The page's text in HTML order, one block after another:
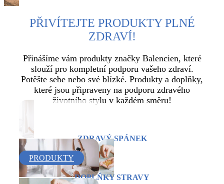
PŘIVÍTEJTE PRODUKTY PLNÉ
ZDRAVÍ!
Přinášíme vám produkty značky Balencien, které
slouží pro kompletní podporu vašeho zdraví.
Potěšte sebe nebo své blízké. Produkty a doplňky,
které jsou připraveny na podporu zdravého
životního stylu v každém směru!
ZDRAVÝ SPÁNEK
PRODUKTY
DOPLŇKY STRAVY